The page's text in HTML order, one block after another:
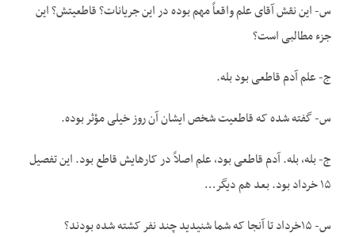
س- این نقش آقای علم واقعاً مهم بوده در این جریانات؟ قاطعیتش؟ این
جزء مطالبی است؟
ج- علم آدم قاطعی بود بله.
س- گفته شده که قاطعیت شخص ایشان آن روز خیلی مؤثر بوده.
ج- بله، بله. آدم قاطعی بود، علم اصلاً در کارهایش قاطع بود. این تفصیل
۱۵ خرداد بود. بعد هم دیگر…
س- ۱۵خرداد تا آنجا که شما شنیدید چند نفر کشته شده بودند؟